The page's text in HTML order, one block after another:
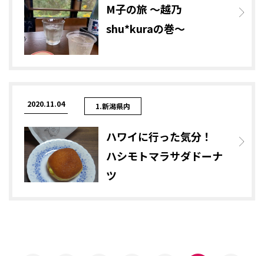
M子の旅 ～越乃
shu*kuraの巻～
2020.11.04 1.新潟県内
ハワイに行った気分！
ハシモトマラサダドーナ
ツ